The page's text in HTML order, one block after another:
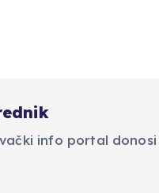
info portal